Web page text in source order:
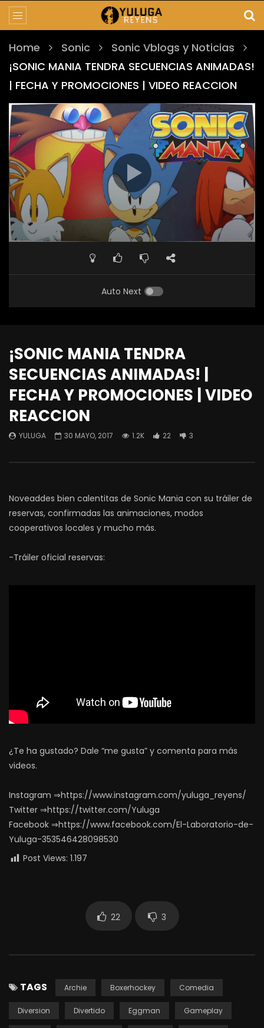
Home Sonic
Sonic Vblogs y Noticias
¡SONIC MANIA TENDRA SECUENCIAS ANIMADAS!
| FECHA Y PROMOCIONES | VIDEO REACCION
Auto Next
¡SONIC MANIA TENDRA
SECUENCIAS ANIMADAS! |
FECHA Y PROMOCIONES | VIDEO
REACCION
YULUGA 30 MAYO, 2017 1.2K 22 3
Noveaddes bien calentitas de Sonic Mania con su tráiler de
reservas, confirmadas las animaciones, modos
cooperativos locales y mucho más.
-Tráiler oficial reservas:
¿Te ha gustado? Dale “me gusta” y comenta para más
videos.
Instagram ⇒https://www.instagram.com/yuluga_reyens/
Twitter ⇒https://twitter.com/Yuluga
Facebook ⇒https://www.facebook.com/El-Laboratorio-de-
Yuluga-353546428098530
Post Views: 1.197
22 3
TAGS Archie Boxerhockey Comedia
Diversion Divertido Eggman Gameplay